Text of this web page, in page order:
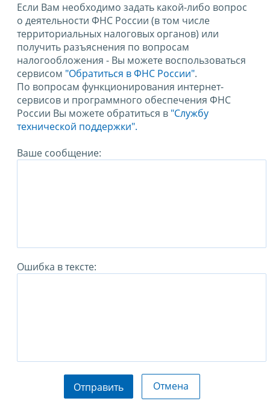
Если Вам необходимо задать какой-либо вопрос
о деятельности ФНС России (в том числе
территориальных налоговых органов) или
получить разъяснения по вопросам
налогообложения - Вы можете воспользоваться
сервисом "Обратиться в ФНС России".
По вопросам функционирования интернет-
сервисов и программного обеспечения ФНС
России Вы можете обратиться в "Службу
технической поддержки".
Ваше сообщение:
Ошибка в тексте:
Отправить Отмена